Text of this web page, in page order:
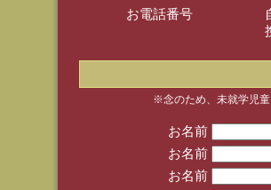
お電話番号
※念のため、未就学児
お名前
お名前
お名前